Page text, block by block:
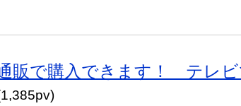
で購入できます！ テレビ